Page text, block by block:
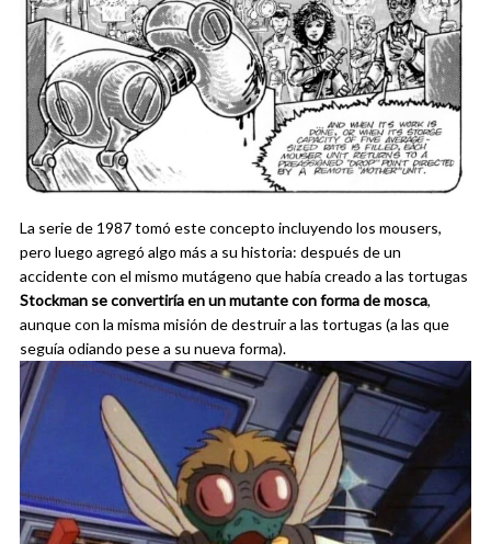
La serie de 1987 tomó este concepto incluyendo los mousers,
pero luego agregó algo más a su historia: después de un
accidente con el mismo mutágeno que había creado a las tortugas
Stockman se convertiría en un mutante con forma de mosca,
aunque con la misma misión de destruir a las tortugas (a las que
seguía odiando pese a su nueva forma).